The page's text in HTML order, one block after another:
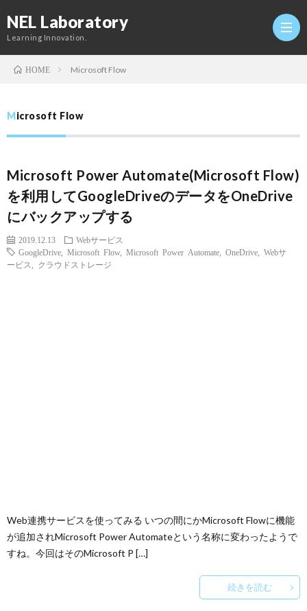
NEL Laboratory
Learning Innovation.
研
究
HOME Microsoft Flow
Microsoft Flow
Microsoft Power Automate(Microsoft Flow)
を利用してGoogleDriveのデータをOneDrive
にバックアップする
2019.12.13
Webサービス
GoogleDrive
Microsoft Flow, Microsoft Power Automate OneDrive
Webサ
ービス
クラウドストレージ
Web連携サービスを使ってみる いつの間にかMicrosoft Flowに機能
が追加されMicrosoft Power Automateという名称に変わったようで
すね。今回はそのMicrosoft P […]
続きを読む